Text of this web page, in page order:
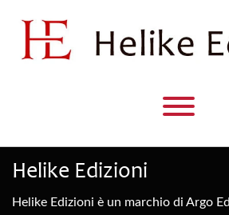
Helike Edizioni
Helike Edizioni è un marchio di Argo